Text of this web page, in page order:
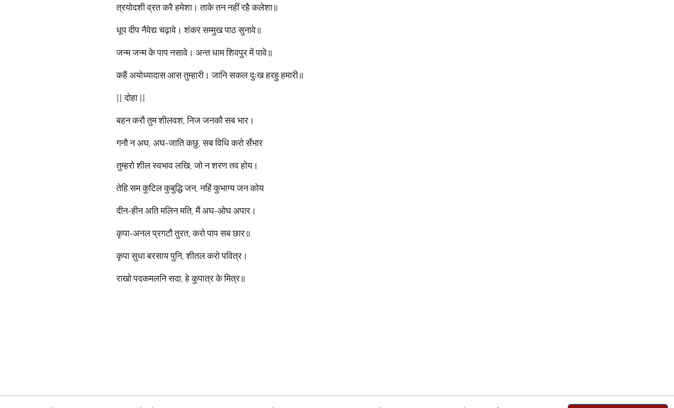
त्रयोदशी व्रत करै हमेशा। ताके तन नहीं रहै कलेशा॥
धूप दीप नैवेद्य चढ़ावे। शंकर सम्मुख पाठ सुनावे॥
जन्म जन्म के पाप नसावे। अन्त धाम शिवपुर में पावे॥
कहैं अयोध्यादास आस तुम्हारी। जानि सकल दुःख हरहु हमारी॥
|| दोहा ||
बहन करौ तुम शीलवश, निज जनकौ सब भार।
गनौ न अघ, अघ-जाति कछु, सब विधि करो सँभार
तुम्हरो शील स्वभाव लखि, जो न शरण तव होय।
तेहि सम कुटिल कुबुद्धि जन, नहिं कुभाग्य जन कोय
दीन-हीन अति मलिन मति, मैं अघ-ओघ अपार।
कृपा-अनल प्रगटौ तुरत, करो पाप सब छार॥
कृपा सुधा बरसाय पुनि, शीतल करो पवित्र।
राखो पदकमलनि सदा, हे कुपात्र के मित्र॥